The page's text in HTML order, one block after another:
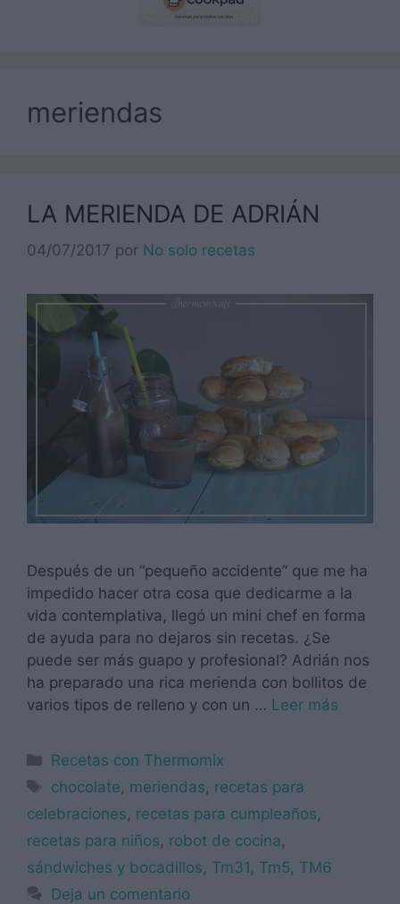
meriendas
LA MERIENDA DE ADRIÁN
04/07/2017 por No solo recetas
Después de un “pequeño accidente” que me ha
impedido hacer otra cosa que dedicarme a la
vida contemplativa, llegó un mini chef en forma
de ayuda para no dejaros sin recetas. ¿Se
puede ser más guapo y profesional? Adrián nos
ha preparado una rica merienda con bollitos de
varios tipos de relleno y con un … Leer más
Categorías
Recetas con Thermomix
Etiquetas
chocolate, meriendas, recetas para
celebraciones, recetas para cumpleaños,
recetas para niños, robot de cocina ,
sándwiches y bocadillos, Tm31, Tm5, TM6
Deja un comentario